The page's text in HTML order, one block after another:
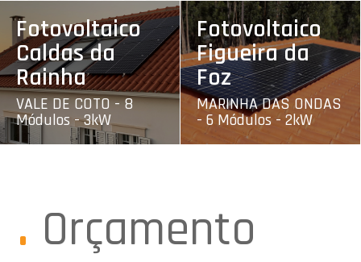
Fotovoltaico
Caldas da
Rainha
VALE DE COTO - 8
Módulos - 3kW
Fotovoltaico
Figueira da
Foz
MARINHA DAS ONDAS
- 6 Módulos - 2kW
Orçamento